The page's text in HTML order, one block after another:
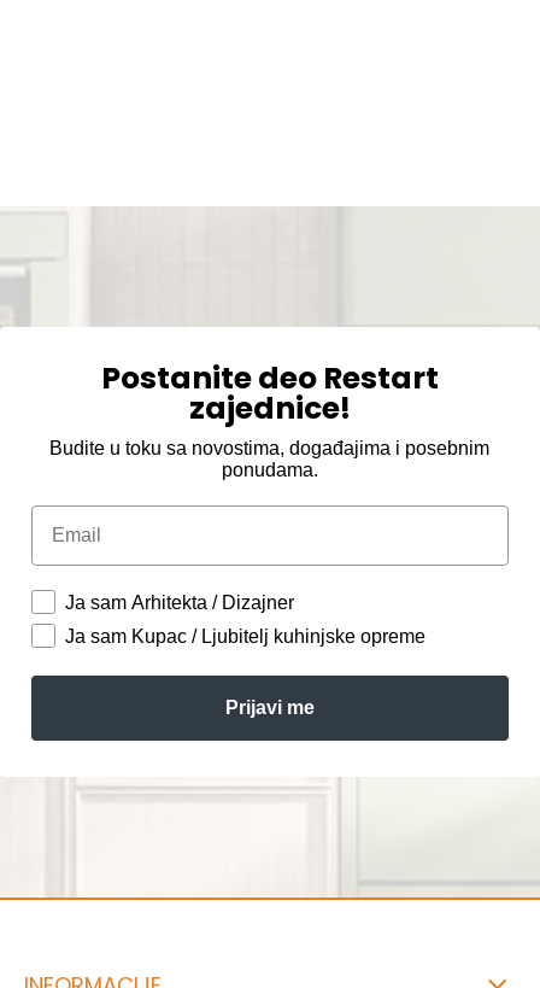
Postanite deo Restart
zajednice!
Budite u toku sa novostima, događajima i posebnim
ponudama.
Email
Ja sam Arhitekta / Dizajner
Ja sam Kupac / Ljubitelj kuhinjske opreme
Prijavi me